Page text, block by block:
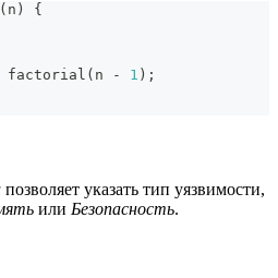
( n )
{
factorial ( n - 1 ) ;
позволяет указать тип уязвимости,
или Безопасность.